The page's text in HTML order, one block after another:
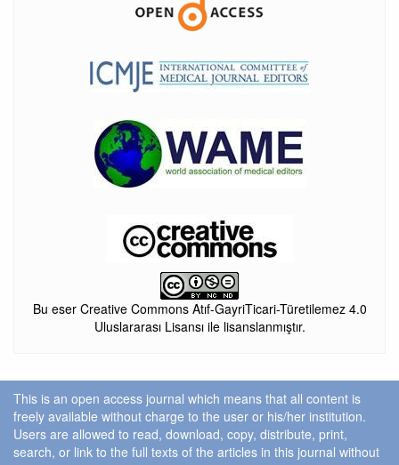
Bu eser Creative Commons Atıf-GayriTicari-Türetilemez 4.0
Uluslararası Lisansı ile lisanslanmıştır.
This is an open access journal which means that all content is
freely available without charge to the user or his/her institution.
Users are allowed to read, download, copy, distribute, print,
search, or link to the full texts of the articles in this journal without